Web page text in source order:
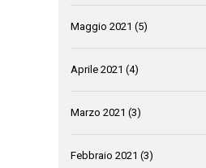
Maggio 2021 (5)
Aprile 2021 (4)
Marzo 2021 (3)
Febbraio 2021 (3)